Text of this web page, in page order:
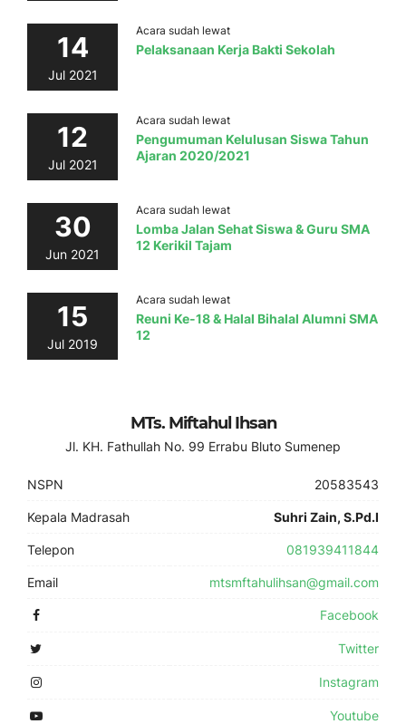
14
Jul 2021
Acara sudah lewat
Pelaksanaan Kerja Bakti Sekolah
12
Jul 2021
Acara sudah lewat
Pengumuman Kelulusan Siswa Tahun
Ajaran 2020/2021
30
Jun 2021
Acara sudah lewat
Lomba Jalan Sehat Siswa & Guru SMA
12 Kerikil Tajam
15
Jul 2019
Acara sudah lewat
Reuni Ke-18 & Halal Bihalal Alumni SMA
12
MTs. Miftahul Ihsan
Jl. KH. Fathullah No. 99 Errabu Bluto Sumenep
NSPN 20583543
Kepala Madrasah Suhri Zain, S.Pd.I
Telepon 081939411844
Email mtsmftahulihsan@gmail.com
Facebook
Twitter
Instagram
Youtube